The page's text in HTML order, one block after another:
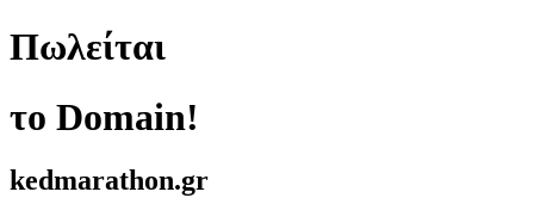
Πωλείται
το Domain!
kedmarathon.gr